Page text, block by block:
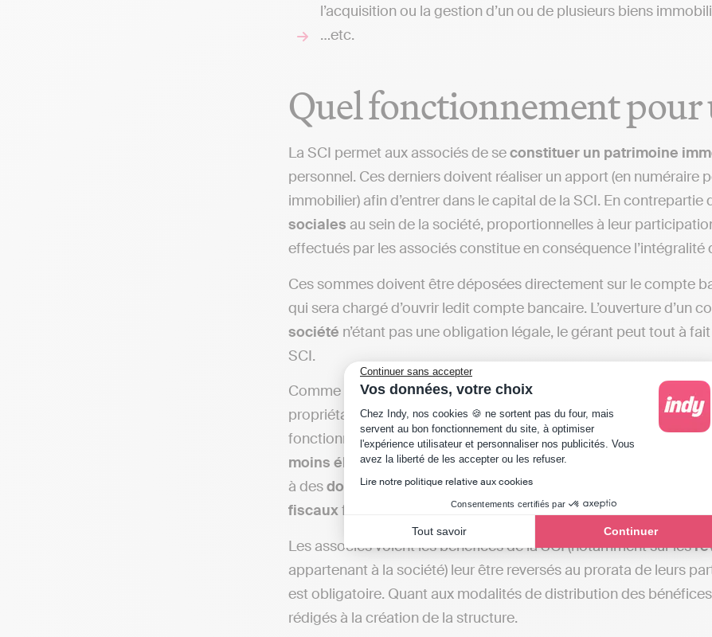
Continuer sans accepter
Vos données, votre choix
Plateforme de Gestion du Consentement :
Chez Indy, nos cookies 🍪 ne sortent pas du four, mais
servent au bon fonctionnement du site, à optimiser
l'expérience utilisateur et personnaliser nos publicités. Vous
avez la liberté de les accepter ou les refuser.
Lire notre politique relative aux cookies
Consentements certifiés par
Tout savoir Continuer
Axeptio consent
l’acquisition ou la gestion d’un ou de plusieurs biens
…etc.
Quel fonctionnement pour
La SCI permet aux associés de seconstituer un patrimoine
personnel. Ces derniers doivent réaliser un apport (en numéraire
immobilier) afin d’entrer dans le capital de la SCI. En contrepartie
sociales au sein de la société, proportionnelles à leur
effectués par les associés constitue en conséquence
Ces sommes doivent être déposées directement sur le compte
qui sera chargé d’ouvrir ledit compte bancaire. L’ouverture d’un
société n’étant pas une obligation légale, le gérant peut tout à
SCI.
Comme mentionné plus haut, une SCI offre la possibilité de
propriétaires des parts de la société et non du bien immobilier
fonctionnement d’une SCI est très avantageux, car les droits de
moins élevés que les droits qui s’appliquent directement sur
à desdonations anticipées régulières de parts sociales à vos
fiscauxfacilitant la transmission du patrimoine en limitantle
Les associés voient les bénéfices de la SCI (notamment sur les
appartenant à la société) leur être reversés au prorata de leurs
est obligatoire. Quant aux modalités de distribution des
rédigés à la création de la structure.